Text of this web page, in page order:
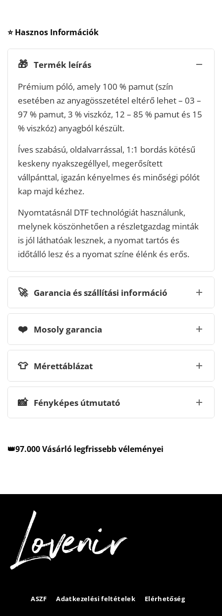
⭐ Hasznos Információk
🎁 Termék leírás
Prémium póló, amely 100 % pamut (szín
esetében az anyagösszetétel eltérő lehet – 03 –
97 % pamut, 3 % viszkóz, 12 – 85 % pamut és 15
% viszkóz) anyagból készült.
Íves szabású, oldalvarrással, 1:1 bordás kötésű
keskeny nyakszegéllyel, megerősített
vállpánttal, igazán kényelmes és minőségi pólót
kap majd kézhez.
Nyomtatásnál DTF technológiát használunk,
melynek köszönhetően a részletgazdag minták
is jól láthatóak lesznek, a nyomat tartós és
időtálló lesz és a nyomat színe élénk és erős.
🚀 Garancia és szállítási információ
❤️ Mosoly garancia
👕 Mérettáblázat
📸 Fényképes útmutató
👑97.000 Vásárló legfrissebb véleményei
ASZF Adatkezelési feltételek Elérhetőség